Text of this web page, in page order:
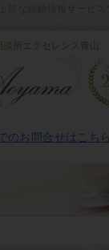
所エクセレンス青山
のお問合せはこちら